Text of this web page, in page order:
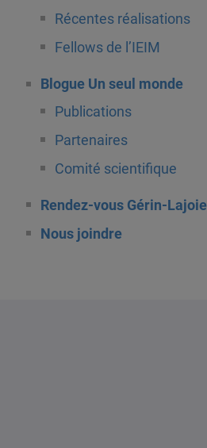
Récentes réalisations
Fellows de l’IEIM
Blogue Un seul monde
Publications
Partenaires
Comité scientifique
Rendez-vous Gérin-Lajoie
Nous joindre